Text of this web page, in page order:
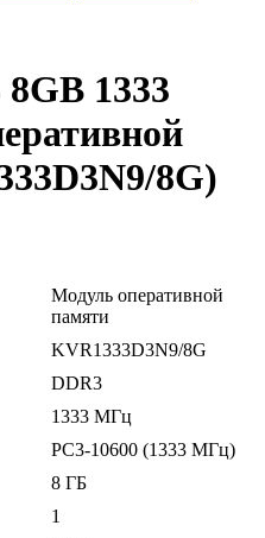
1333
8G)
Модуль оперативной
памяти
KVR1333D3N9/8G
DDR3
1333 МГц
PC3-10600 (1333 МГц)
8 ГБ
1